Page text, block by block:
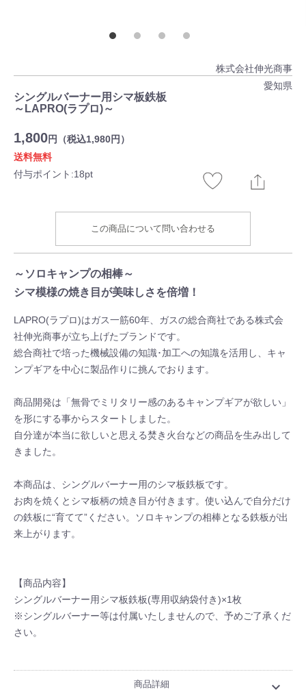
株式会社伸光商事
愛知県
シングルバーナー用シマ板鉄板
～LAPRO(ラプロ)～
1,800円（税込1,980円）
送料無料
付与ポイント:18pt
この商品について問い合わせる
～ソロキャンプの相棒～
シマ模様の焼き目が美味しさを倍増！
LAPRO(ラプロ)はガス一筋60年、ガスの総合商社である株式会
社伸光商事が立ち上げたブランドです。
総合商社で培った機械設備の知識･加工への知識を活用し、キャ
ンプギアを中心に製品作りに挑んでおります。
商品開発は「無骨でミリタリー感のあるキャンプギアが欲しい」
を形にする事からスタートしました。
自分達が本当に欲しいと思える焚き火台などの商品を生み出して
きました。
本商品は、シングルバーナー用のシマ板鉄板です。
お肉を焼くとシマ板柄の焼き目が付きます。使い込んで自分だけ
の鉄板に“育てて”ください。ソロキャンプの相棒となる鉄板が出
来上がります。
【商品内容】
シングルバーナー用シマ板鉄板(専用収納袋付き)×1枚
※シングルバーナー等は付属いたしませんので、予めご了承くだ
さい。
商品詳細 expand_more